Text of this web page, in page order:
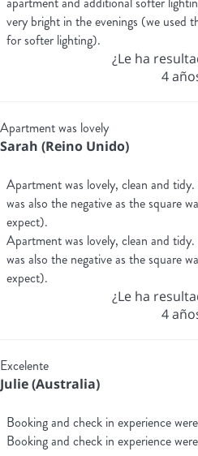
very bright in the evenings (we used
for softer lighting).
¿Le ha
4
Apartment was lovely
Sarah (Reino Unido)
Apartment was lovely, clean and
was also the negative as the square
expect).
Apartment was lovely, clean and
was also the negative as the square
expect).
¿Le ha
4
Excelente
Julie (Australia)
Booking and check in experience
Booking and check in experience